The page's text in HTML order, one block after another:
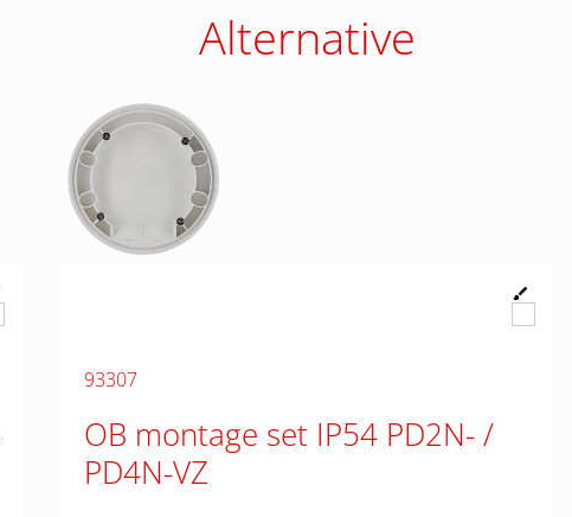
Alternative
93307
OB montage set IP54 PD2N- /
PD4N-VZ